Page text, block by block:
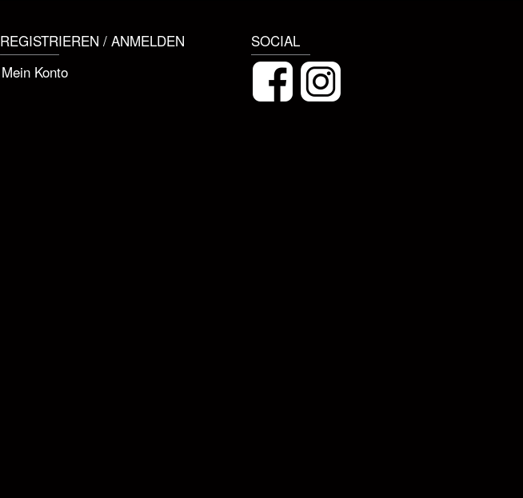
REGISTRIEREN / ANMELDEN
Mein Konto
SOCIAL